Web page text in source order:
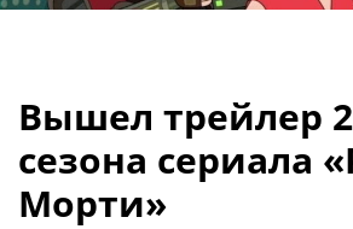
Вышел трейлер
сезона сериала
Морти»